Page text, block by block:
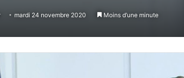
mardi 24 novembre 2020 Moins d’une minute